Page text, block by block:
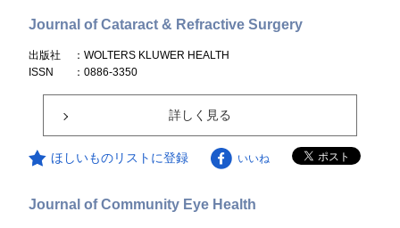
Journal of Cataract & Refractive Surgery
出版社
：WOLTERS KLUWER HEALTH
ISSN
：0886-3350
詳しく見る
ほしいものリストに登録 いいね
Journal of Community Eye Health